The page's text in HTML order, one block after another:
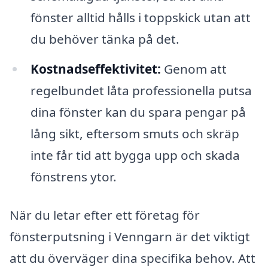
fönster alltid hålls i toppskick utan att
du behöver tänka på det.
Kostnadseffektivitet: Genom att
regelbundet låta professionella putsa
dina fönster kan du spara pengar på
lång sikt, eftersom smuts och skräp
inte får tid att bygga upp och skada
fönstrens ytor.
När du letar efter ett företag för
fönsterputsning i Venngarn är det viktigt
att du överväger dina specifika behov. Att